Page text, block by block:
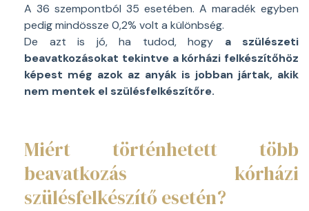
A 36 szempontból 35 esetében. A maradék egyben
pedig mindössze 0,2% volt a különbség.
De azt is jó, ha tudod, hogy a szülészeti
beavatkozásokat tekintve a kórházi felkészítőhöz
képest még azok az anyák is jobban jártak, akik
nem mentek el szülésfelkészítőre.
Miért történhetett több
beavatkozás kórházi
szülésfelkészítő esetén?